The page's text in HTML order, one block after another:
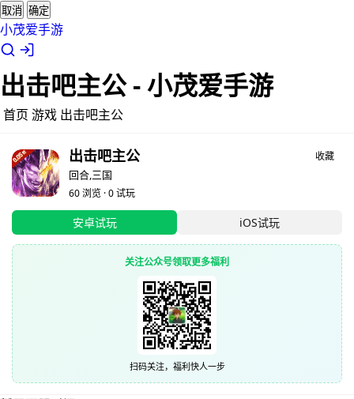
取消 确定
小茂爱手游
出击吧主公 - 小茂爱手游
首页 游戏 出击吧主公
出击吧主公 收藏
回合,三国
60 浏览 · 0 试玩
安卓试玩 iOS试玩
关注公众号领取更多福利
扫码关注，福利快人一步